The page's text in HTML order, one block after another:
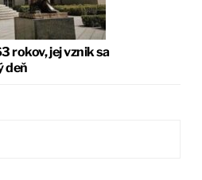
rokov, jej vznik sa
deň